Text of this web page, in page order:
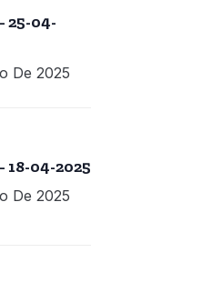
25-04-
De 2025
18-04-2025
De 2025